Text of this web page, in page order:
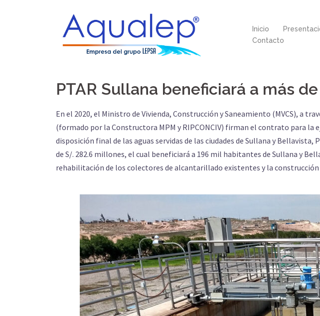
Inicio
Contacto
PTAR Sullana beneficiará a más
En el 2020, el Ministro de Vivienda, Construcción y Saneamiento (MVCS), a
(formado por la Constructora MPM y RIPCONCIV) firman el contrato para
disposición final de las aguas servidas de las ciudades de Sullana y
de S/. 282.6 millones, el cual beneficiará a 196 mil habitantes de Sullana y
rehabilitación de los colectores de alcantarillado existentes y la